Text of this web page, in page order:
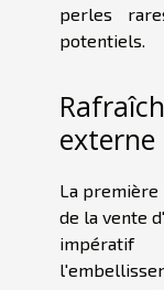
perles
potentiels.
externe
La
de la vente